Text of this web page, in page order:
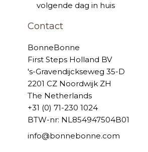
volgende dag in huis
Contact
BonneBonne
First Steps Holland BV
's-Gravendijckseweg 35-D
2201 CZ Noordwijk ZH
The Netherlands
+31 (0) 71-230 1024
BTW-nr: NL854947504B01
info@bonnebonne.com